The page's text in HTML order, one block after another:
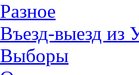
Разное
Въезд-выезд из
Выборы